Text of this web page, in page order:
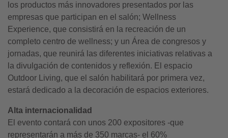
los productos más innovadores presentados por las
empresas que participan en el salón; Wellness
Experience, que consistirá en la recreación de un
completo centro de wellness; y un Área de congresos y
jornadas, que reunirá las diferentes iniciativas relativas a
la divulgación de contenidos y reflexión. El espacio
Outdoor Living, que el salón habilitará por primera vez,
estará dedicado a la decoración de espacios exteriores.
Alta internacionalidad
El evento contará con unos 200 expositores -que
representarán a más de 350 marcas- el 60%